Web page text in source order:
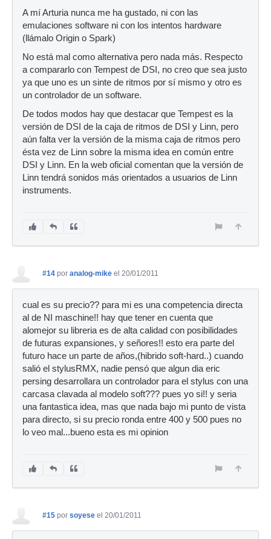
A mí Arturia nunca me ha gustado, ni con las
emulaciones software ni con los intentos hardware
(llámalo Origin o Spark)
No está mal como alternativa pero nada más. Respecto
a compararlo con Tempest de DSI, no creo que sea justo
ya que uno es un sinte de ritmos por sí mismo y otro es
un controlador de un software.
De todos modos hay que destacar que Tempest es la
versión de DSI de la caja de ritmos de DSI y Linn, pero
aún falta ver la versión de la misma caja de ritmos pero
ésta vez de Linn sobre la misma idea en común entre
DSI y Linn. En la web oficial comentan que la versión de
Linn tendrá sonidos más orientados a usuarios de Linn
instruments.
#14 por analog-mike el 20/01/2011
cual es su precio?? para mi es una competencia directa
al de NI maschine!! hay que tener en cuenta que
alomejor su libreria es de alta calidad con posibilidades
de futuras expansiones, y señores!! esto era parte del
futuro hace un parte de años,(hibrido soft-hard..) cuando
salió el stylusRMX, nadie pensó que algun dia eric
persing desarrollara un controlador para el stylus con una
carcasa clavada al modelo soft??? pues yo si!! y seria
una fantastica idea, mas que nada bajo mi punto de vista
para directo, si su precio ronda entre 400 y 500 pues no
lo veo mal...bueno esta es mi opinion
#15 por soyese el 20/01/2011